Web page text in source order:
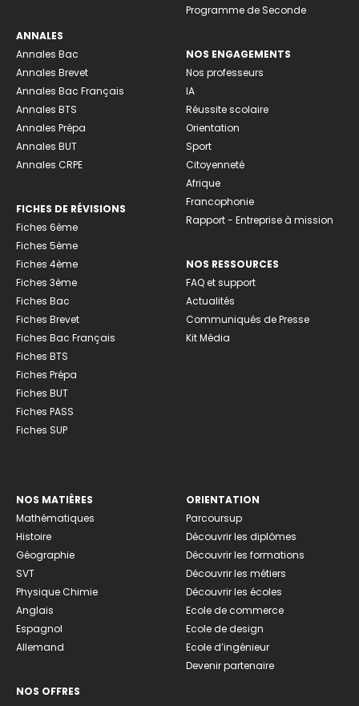
ANNALES
Annales Bac
Annales Brevet
Annales Bac Français
Annales BTS
Annales Prépa
Annales BUT
Annales CRPE
FICHES DE RÉVISIONS
Fiches 6ème
Fiches 5ème
Fiches 4ème
Fiches 3ème
Fiches Bac
Fiches Brevet
Fiches Bac Français
Fiches BTS
Fiches Prépa
Fiches BUT
Fiches PASS
Fiches SUP
Programme de Seconde
NOS ENGAGEMENTS
Nos professeurs
IA
Réussite scolaire
Orientation
Sport
Citoyenneté
Afrique
Francophonie
Rapport - Entreprise à mission
NOS RESSOURCES
FAQ et support
Actualités
Communiqués de Presse
Kit Média
NOS MATIÈRES
Mathématiques
Histoire
Géographie
SVT
Physique Chimie
Anglais
Espagnol
Allemand
NOS OFFRES
ORIENTATION
Parcoursup
Découvrir les diplômes
Découvrir les formations
Découvrir les métiers
Découvrir les écoles
Ecole de commerce
Ecole de design
Ecole d’ingénieur
Devenir partenaire